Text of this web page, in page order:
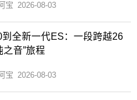
宝 2026-08-03
到全新一代ES：一段跨越26
之音”旅程
宝 2026-08-03